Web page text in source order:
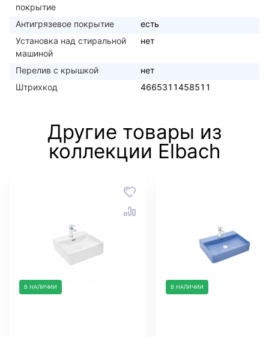
покрытие
Антигрязевое покрытие
есть
Установка над стиральной
машиной
нет
Перелив с крышкой
нет
Штрихкод
4665311458511
Другие товары из
коллекции Elbach
В НАЛИЧИИ В НАЛИЧИИ